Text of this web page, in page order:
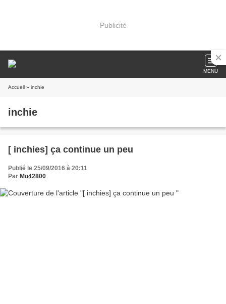
Publicité
MENU
Accueil » inchie
inchie
[ inchies] ça continue un peu
Publié le 25/09/2016 à 20:11
Par Mu42800